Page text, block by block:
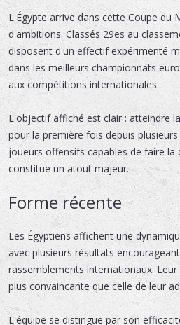
L'Égypte arrive dans cette Coupe du
d'ambitions. Classés 29es au
disposent d'un effectif expérimenté
dans les meilleurs championnats
aux compétitions internationales.
L'objectif affiché est clair : atteindre
pour la première fois depuis
joueurs offensifs capables de faire la
constitue un atout majeur.
Forme récente
Les Égyptiens affichent une
avec plusieurs résultats
rassemblements internationaux.
plus convaincante que celle de leur
L'équipe se distingue par son